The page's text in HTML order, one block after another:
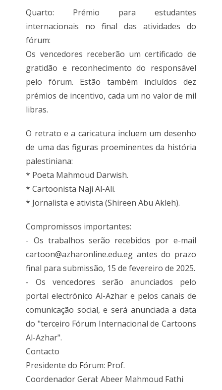
Quarto: Prémio para estudantes
internacionais no final das atividades do
fórum:
Os vencedores receberão um certificado de
gratidão e reconhecimento do responsável
pelo fórum. Estão também incluídos dez
prémios de incentivo, cada um no valor de mil
libras.
O retrato e a caricatura incluem um desenho
de uma das figuras proeminentes da história
palestiniana:
* Poeta Mahmoud Darwish.
* Cartoonista Naji Al-Ali.
* Jornalista e ativista (Shireen Abu Akleh).
Compromissos importantes:
- Os trabalhos serão recebidos por e-mail
cartoon@azharonline.edu.eg antes do prazo
final para submissão, 15 de fevereiro de 2025.
- Os vencedores serão anunciados pelo
portal electrónico Al-Azhar e pelos canais de
comunicação social, e será anunciada a data
do "terceiro Fórum Internacional de Cartoons
Al-Azhar".
Contacto
Presidente do Fórum: Prof.
Coordenador Geral: Abeer Mahmoud Fathi